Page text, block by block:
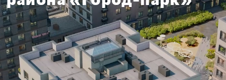
Заказчик:ГК «Острова»
ОБСУДИТЬ ЗАДАЧУ